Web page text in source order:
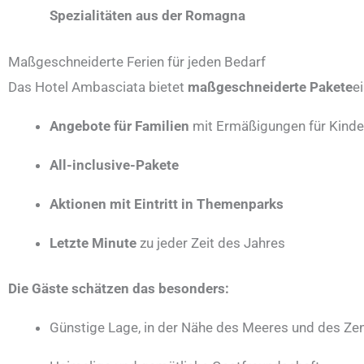
Spezialitäten aus der Romagna
Maßgeschneiderte Ferien für jeden Bedarf
Das Hotel Ambasciata bietet maßgeschneiderte Pakete
Angebote für Familien mit Ermäßigungen für
All-inclusive-Pakete
Aktionen mit Eintritt in Themenparks
Letzte Minute zu jeder Zeit des Jahres
Die Gäste schätzen das besonders:
Günstige Lage, in der Nähe des Meeres und des